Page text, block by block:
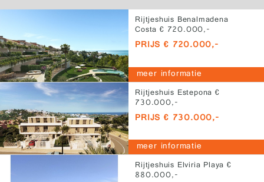
Rijtjeshuis Benalmadena
Costa € 720.000,-
PRIJS € 720.000,-
meer informatie
Rijtjeshuis Estepona €
730.000,-
PRIJS € 730.000,-
meer informatie
Rijtjeshuis Elviria Playa €
880.000,-